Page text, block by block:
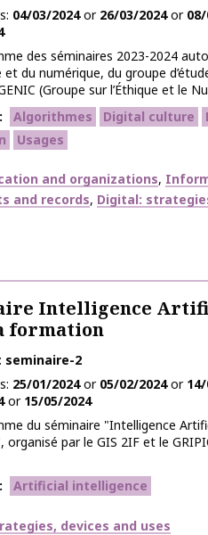
04/03/2024 or 26/03/2024 or
des séminaires 2023-2024
et du numérique, du groupe
(Groupe sur l’Éthique et le
Algorithmes Digital culture
Usages
and organizations
and records Digital:
Intelligence
formation
seminaire-2
25/01/2024 or 05/02/2024 or
or 15/05/2024
du séminaire "Intelligence
par le GIS 2IF et le
Artificial intelligence
devices and uses